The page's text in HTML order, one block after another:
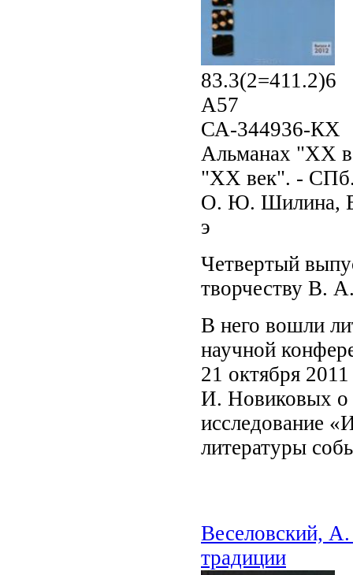
83.3(2=411.2)6
А57
СА-344936-КХ
Альманах "XX
"XX век". -
О. Ю. Шилина,
э
Четвертый
творчеству В.
В него вошли
научной
21 октября
И. Новиковых о
исследование
литературы
Веселовский,
традиции